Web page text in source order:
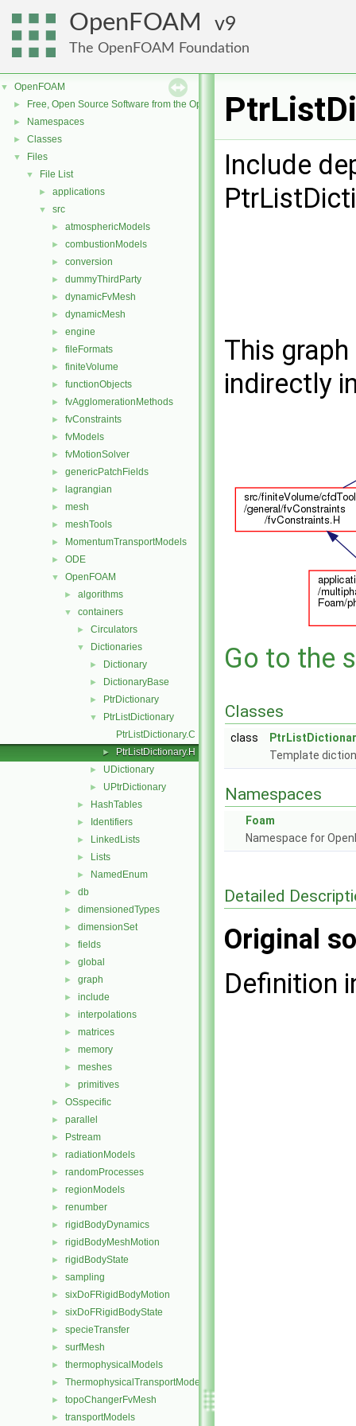
OpenFOAM 9
The OpenFOAM Foundation
▼ OpenFOAM
► Free, Open Source Software from the OpenFOAM Foundation
► Namespaces
► Classes
▼ Files
▼ File List
► applications
▼ src
► atmosphericModels
► combustionModels
► conversion
► dummyThirdParty
► dynamicFvMesh
► dynamicMesh
► engine
► fileFormats
► finiteVolume
► functionObjects
► fvAgglomerationMethods
► fvConstraints
► fvModels
► fvMotionSolver
► genericPatchFields
► lagrangian
► mesh
► meshTools
► MomentumTransportModels
► ODE
▼ OpenFOAM
► algorithms
▼ containers
► Circulators
▼ Dictionaries
► Dictionary
► DictionaryBase
► PtrDictionary
▼
PtrListDictionary
PtrListDictionary.C
► PtrListDictionary.H
► UDictionary
► UPtrDictionary
► HashTables
► Identifiers
► LinkedLists
► Lists
► NamedEnum
► db
► dimensionedTypes
► dimensionSet
► fields
► global
► graph
► include
► interpolations
► matrices
► memory
► meshes
► primitives
► OSspecific
► parallel
► Pstream
► radiationModels
► randomProcesses
► regionModels
► renumber
► rigidBodyDynamics
► rigidBodyMeshMotion
► rigidBodyState
► sampling
► sixDoFRigidBodyMotion
► sixDoFRigidBodyState
► specieTransfer
► surfMesh
► thermophysicalModels
► ThermophysicalTransportModels
► topoChangerFvMesh
► transportModels
Include
This
indirectly
Go to the
Classes
class
Template
Namespaces
Foam
Namespace for
Detailed
Original
Definition